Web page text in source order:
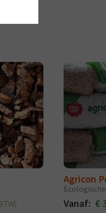
Agricon
Vanaf: €